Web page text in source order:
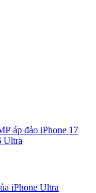
áp đảo iPhone 17
Ultra
iPhone Ultra